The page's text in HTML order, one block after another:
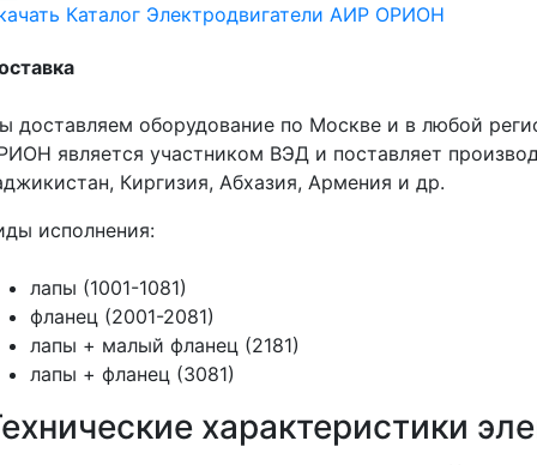
Каталог Электродвигатели АИР ОРИОН
доставляем оборудование по Москве и в любой
является участником ВЭД и поставляет
Киргизия, Абхазия, Армения и др.
исполнения:
лапы (1001-1081)
фланец (2001-2081)
лапы + малый фланец (2181)
лапы + фланец (3081)
характеристики